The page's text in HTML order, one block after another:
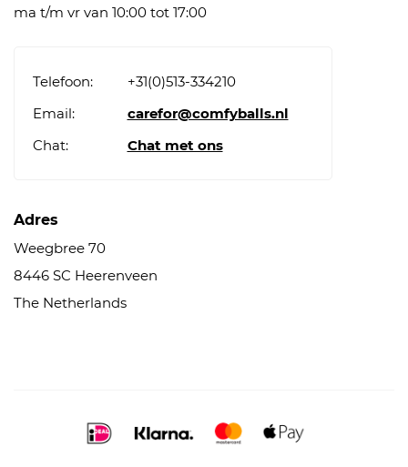
ma t/m vr van 10:00 tot 17:00
Telefoon:
Email:
Chat:
+31(0)513-334210
carefor@comfyballs.nl
Chat met ons
Adres
Weegbree 70
8446 SC Heerenveen
The Netherlands